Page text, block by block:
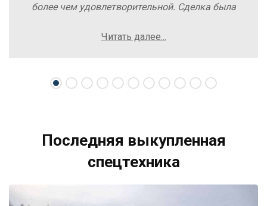
более чем удовлетворительной. Сделка была
осложнений. Рекомендую компанию Excavator
свою спецтехнику.
Читать далее...
Последняя выкупленная
спецтехника